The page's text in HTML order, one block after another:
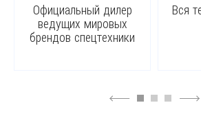
Официальный дилер
ведущих мировых
брендов спецтехники
Вся
4 6